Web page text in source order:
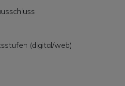
(digital/web)